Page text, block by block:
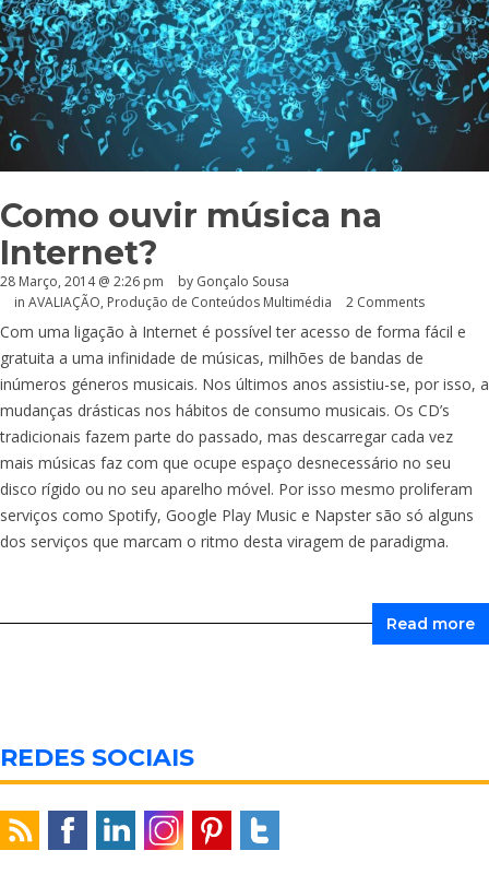
Como ouvir música na
Internet?
28 Março, 2014 @ 2:26 pm by Gonçalo Sousa
in AVALIAÇÃO, Produção de Conteúdos Multimédia 2 Comments
Com uma ligação à Internet é possível ter acesso de forma fácil e
gratuita a uma infinidade de músicas, milhões de bandas de
inúmeros géneros musicais. Nos últimos anos assistiu-se, por isso, a
mudanças drásticas nos hábitos de consumo musicais. Os CD’s
tradicionais fazem parte do passado, mas descarregar cada vez
mais músicas faz com que ocupe espaço desnecessário no seu
disco rígido ou no seu aparelho móvel. Por isso mesmo proliferam
serviços como Spotify, Google Play Music e Napster são só alguns
dos serviços que marcam o ritmo desta viragem de paradigma.
Read more
REDES SOCIAIS